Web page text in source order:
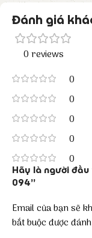
Đánh giá
0 reviews
0
0
0
0
0
Hãy là người đầu
094”
Email của bạn sẽ
bắt buộc được